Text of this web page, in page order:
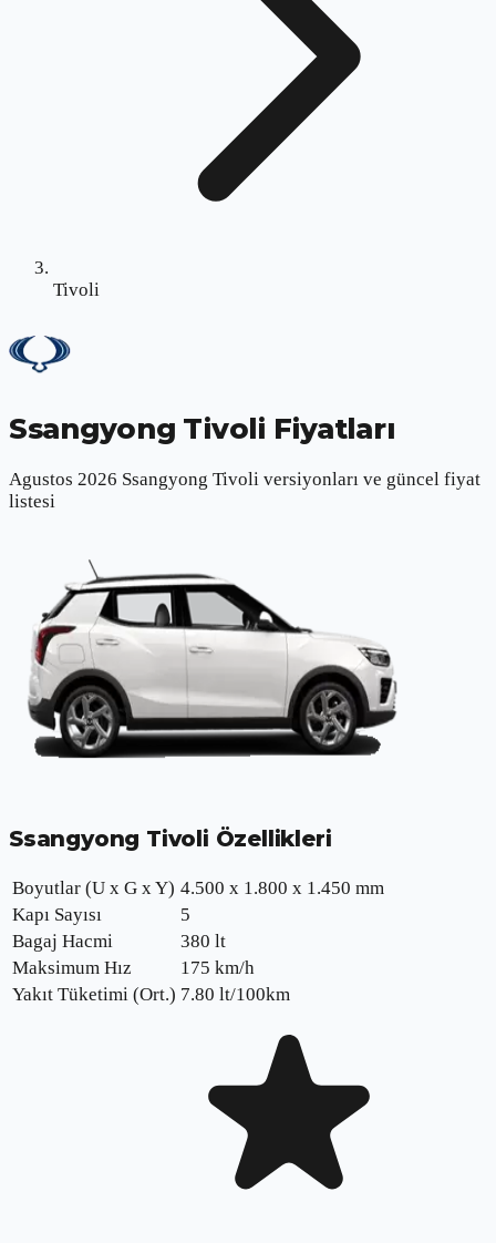
Tivoli
Ssangyong Tivoli Fiyatları
Agustos 2026 Ssangyong Tivoli versiyonları ve güncel fiyat
listesi
Ssangyong Tivoli Özellikleri
Boyutlar (U x G x Y) 4.500 x 1.800 x 1.450 mm
Kapı Sayısı
5
Bagaj Hacmi
380 lt
Maksimum Hız
175 km/h
Yakıt Tüketimi (Ort.) 7.80 lt/100km